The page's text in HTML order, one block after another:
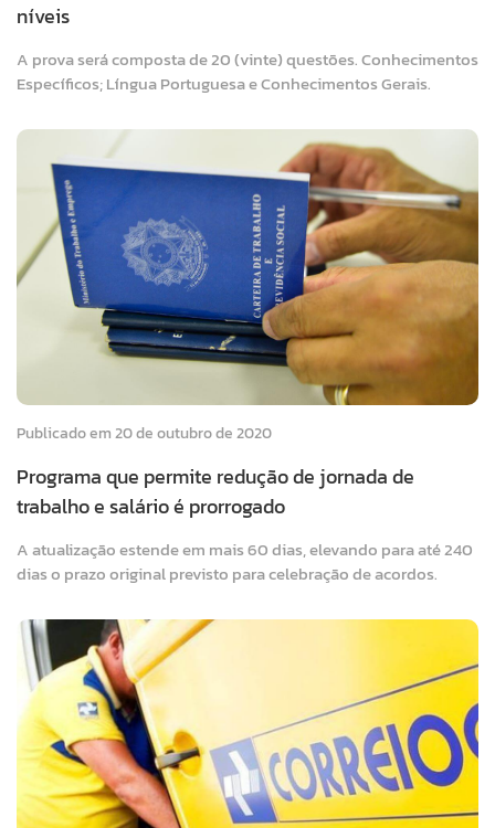
níveis
A prova será composta de 20 (vinte) questões. Conhecimentos
Específicos; Língua Portuguesa e Conhecimentos Gerais.
Publicado em 20 de outubro de 2020
Programa que permite redução de jornada de
trabalho e salário é prorrogado
A atualização estende em mais 60 dias, elevando para até 240
dias o prazo original previsto para celebração de acordos.